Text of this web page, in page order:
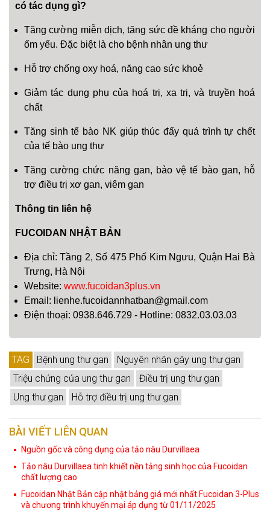
có tác dụng gì?
Tăng cường miễn dịch, tăng sức đề kháng cho người
ốm yếu. Đặc biệt là cho bệnh nhân ung thư
Hỗ trợ chống oxy hoá, năng cao sức khoẻ
Giảm tác dụng phụ của hoá trị, xạ trị, và truyền hoá
chất
Tăng sinh tế bào NK giúp thúc đẩy quá trình tự chết
của tế bào ung thư
Tăng cường chức năng gan, bảo vệ tế bào gan, hỗ
trợ điều trị xơ gan, viêm gan
Thông tin liên hệ
FUCOIDAN NHẬT BẢN
Địa chỉ: Tầng 2, Số 475 Phố Kim Ngưu, Quận Hai Bà
Trưng, Hà Nội
Website: www.fucoidan3plus.vn
Email: lienhe.fucoidannhatban@gmail.com
Điện thoại: 0938.646.729 - Hotline: 0832.03.03.03
TAG Bệnh ung thư gan
Nguyên nhân gây ung thư gan
Triệu chứng của ung thư gan
Điều trị ung thư gan
Ung thư gan
Hỗ trợ điều trị ung thư gan
BÀI VIẾT LIÊN QUAN
Nguồn gốc và công dụng của tảo nâu Durvillaea
Tảo nâu Durvillaea tinh khiết nền tảng sinh học của Fucoidan
chất lượng cao
Fucoidan Nhật Bản cập nhật bảng giá mới nhất Fucoidan 3-Plus
và chương trình khuyến mại áp dụng từ 01/11/2025